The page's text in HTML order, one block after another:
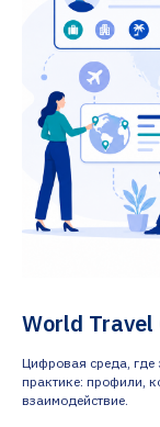
World Travel
Цифровая среда, где
практике: профили,
взаимодействие.